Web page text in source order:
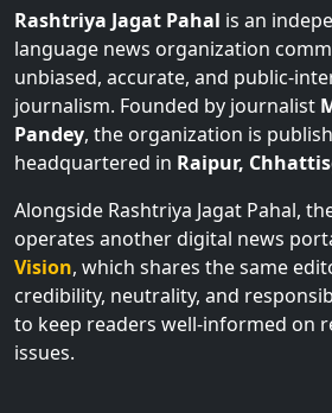
language news organization
unbiased, accurate, and public-
journalism. Founded by journalist
Pandey, the organization is
headquartered inRaipur,
Alongside Rashtriya Jagat Pahal,
operates another digital news
Vision, which shares the same
credibility, neutrality, and
to keep readers well-informed on
issues.